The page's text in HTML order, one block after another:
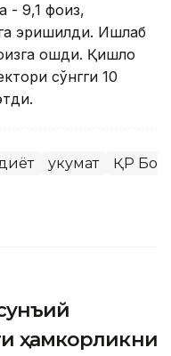
- 9,1 фоиз,
эришилди. Ишлаб
ошди. Қишлоқ
сўнгги 10
Ҳукумат ҚР
ҳамкорликни